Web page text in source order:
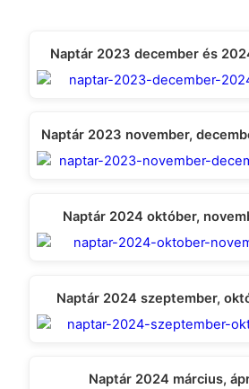
Naptár 2023 december és
Naptár 2023 november,
Naptár 2024 október,
Naptár 2024 szeptember,
Naptár 2024 március,